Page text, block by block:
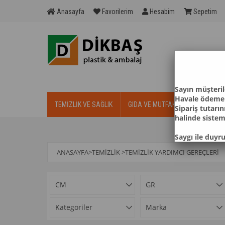
Anasayfa Favorilerim Hesabim Sepetim
TEMİZLİK VE SAĞLIK GIDA VE MUTFAK ÇÖP
ANASAYFA>TEMİZLİK>TEMIZLIK YARDIMCI GEREÇLERI
CM GR
Kategoriler Marka
Sayın müşteril
Havale
Sipariş
halinde
Saygı ile